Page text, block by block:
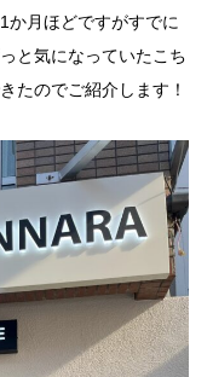
か月ほどですがすでに
と気になっていたこち
たのでご紹介します！